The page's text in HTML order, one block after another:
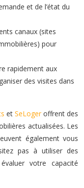
et de l’état du
canaux (sites
pour
rapidement aux
des visites dans
et SeLoger offrent des
actualisées. Les
également vous
pas à utiliser des
votre capacité